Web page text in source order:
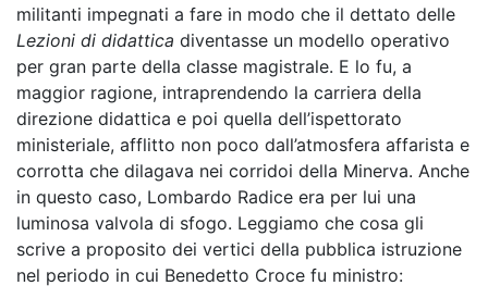
militanti impegnati a fare in modo che il dettato delle
Lezioni di didattica diventasse un modello operativo
per gran parte della classe magistrale. E lo fu, a
maggior ragione, intraprendendo la carriera della
direzione didattica e poi quella dell’ispettorato
ministeriale, afflitto non poco dall’atmosfera affarista e
corrotta che dilagava nei corridoi della Minerva. Anche
in questo caso, Lombardo Radice era per lui una
luminosa valvola di sfogo. Leggiamo che cosa gli
scrive a proposito dei vertici della pubblica istruzione
nel periodo in cui Benedetto Croce fu ministro: